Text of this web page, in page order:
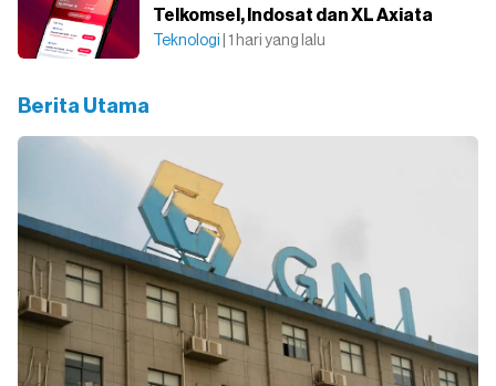
Telkomsel, Indosat dan XL Axiata
Teknologi | 1 hari yang lalu
Berita Utama